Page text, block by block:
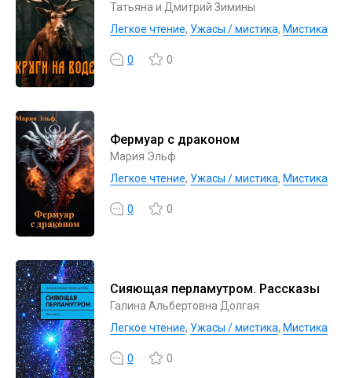
Татьяна и Дмитрий Зимины
Легкое чтение, Ужасы / мистика, Мистика
0 0
Фермуар с драконом
Мария Эльф
Легкое чтение, Ужасы / мистика, Мистика
0 0
Сияющая перламутром. Рассказы
Галина Альбертовна Долгая
Легкое чтение, Ужасы / мистика, Мистика
0 0